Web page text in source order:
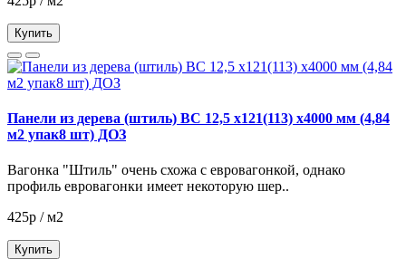
Купить
Панели из дерева (штиль) ВС 12,5 х121(113) х4000 мм (4,84
м2 упак8 шт) ДОЗ
Вагонка "Штиль" очень схожа с евровагонкой, однако
профиль евровагонки имеет некоторую шер..
425р / м2
Купить